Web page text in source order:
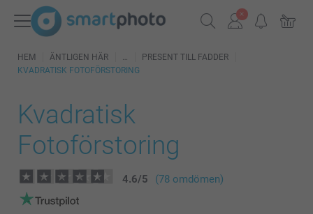
HEM ÄNTLIGEN HÄR
PRESENT TILL FADDER
KVADRATISK FOTOFÖRSTORING
Kvadratisk
Fotoförstoring
4.6/5 (78 omdömen)